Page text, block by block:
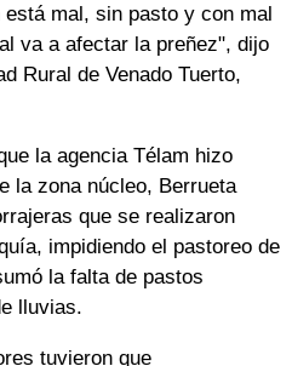
mal, sin pasto y con mal
va a afectar la preñez", dijo
Rural de Venado Tuerto,
la agencia Télam hizo
la zona núcleo, Berrueta
que se realizaron
impidiendo el pastoreo de
la falta de pastos
lluvias.
tuvieron que